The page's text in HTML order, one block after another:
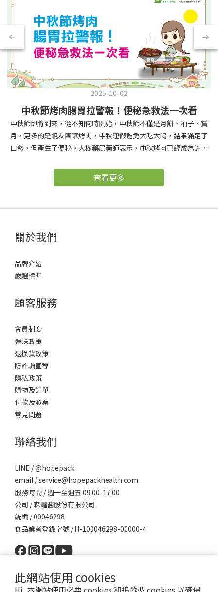
此網站使用 cookies
Hi, 本網站使用必要 cookies 和追蹤型 cookies 以確保
2025-10-02
中秋節烤肉腸胃拉警報！便秘急救法一次看
中秋節即將到來，從不知何時開始，中秋節不僅是月餅、柚子、賞
月，更多的是親友團聚烤肉，中秋連假難免大吃大喝，結果滿足了
口慾，但產生了便秘。大樹藥局藥師表示，中秋烤肉已經成為許多
搭配許多酒類、汽水等飲品，在蔬菜攝取過少又沒有補充充足的水
份下，就很容易出現排便不順甚至便秘的狀況。 中秋節想大吃大喝
就是要攝取足量的膳食纖維、水份，以及部份的油脂，同時腸胃道
的便秘與不健康的腸胃就會是惡性循環。因此若擔心烤肉後排便不
順甚至便祕的狀況，有些比較簡單的方法，譬如烤肉前先燙一些青
加飽足感並避免吃過量的烤肉，不僅在飲食上可以更均衡，同時也
可以降低腸胃的負擔。而在烤肉結束後，也要持續適量補充水份，
餐應注意膳食纖維的攝取，膳食纖維可幫助糞便製造並促進腸胃蠕
纖維」，水溶性膳食纖維可讓人有更多的飽足感，並且延緩胃排空
速度，亦具有降低膽固醇的效果，而非水溶性膳食纖維則可增加糞
便體積並促進腸胃蠕動，對於排便非常有效果。不過須特別注意的
是，攝取額外膳食纖維時，應補充大量水分，避免腹脹不適並提升
膳食纖維的效果，而膳食纖維補充應依照藥師指示使用，尤其是非
水溶性膳食纖維若一次補充太大量，反而會導致纖維阻塞腸道造成
便秘加重。 此外，酵素與益生菌的作用則常常被搞混，大樹藥局藥
師補充若是本身腸胃消化不好，在烤肉這樣大魚大肉的飲食時，最
擔，不過也需特別注意剛動完手術或者有腎臟病、糖尿病等患者並
助腸道菌叢建立，以達到改善排便、免疫等效果，因此通常需服用
三個月以上，才會有比較顯著的改善。 大樹藥局藥師提醒民眾，雖
然烤肉很美味，但仍要注意不可暴飲暴食，以免造成腸胃問題，而
且烤肉往往口味較重，有許多調味料、醬料等，加上搭配各式各樣
的飲品，對於心血管與腎臟來說都是負擔，因此烤肉時候應多注意
不要過於放縱自己的飲食，以免開心過了中秋，後面卻帶來身體一
師，以避免大餐後腸胃不適！ 圖文創作：健談專家諮詢：大樹藥局
ID搜尋「@hopepack」，或直接點選以下連結：
https://hopepack.tw/bchhra
查看更多
關於我們
品牌介紹
嚴選標準
顧客服務
會員制度
運送政策
退換貨政策
防詐騙宣導
隱私政策
購物及訂單
付款及發票
常見問題
聯絡我們
LINE / @hopepack
email / service@hopepackhealth.com
服務時間 / 週一至週五 09:00-17:00
公司 / 森耀醫股份有限公司
統編 / 00046298
食品業者登錄字號 / H-100046298-00000-4